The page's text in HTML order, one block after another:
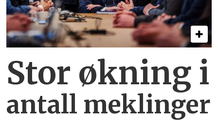
Stor økning i
antall meklinger